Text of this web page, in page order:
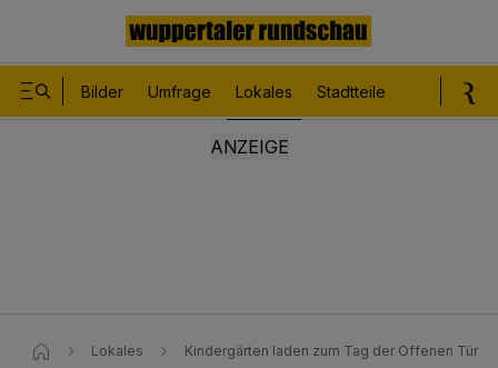
Bilder Umfrage Lokales Stadtteile
Lokales Kindergärten laden zum Tag der Offenen Tür